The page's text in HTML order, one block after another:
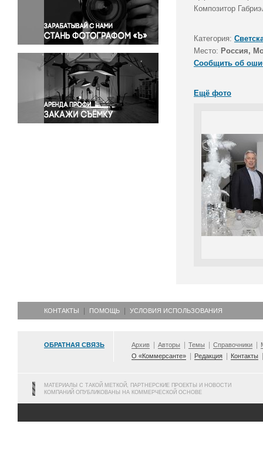
Правосудие
Происшествия и конфликты
Религия
Светская жизнь
Спорт
Экология
Экономика и бизнес
Композитор
Категория:
Место: Россия,
Сообщить об
Ещё фото
КОНТАКТЫ ПОМОЩЬ УСЛОВИЯ ИСПОЛЬЗОВАНИЯ
ОБРАТНАЯ СВЯЗЬ Архив Авторы Темы Справочники
О «Коммерсанте»
Редакция Контакты
МАТЕРИАЛЫ С ТАКОЙ МЕТКОЙ, ПАРТНЕРСКИЕ ПРОЕКТЫ И НОВОСТИ
КОМПАНИЙ ОПУБЛИКОВАНЫ НА КОММЕРЧЕСКОЙ ОСНОВЕ